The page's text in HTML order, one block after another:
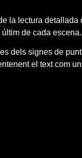
la lectura detallada
de cada escena.
dels signes de
el text com